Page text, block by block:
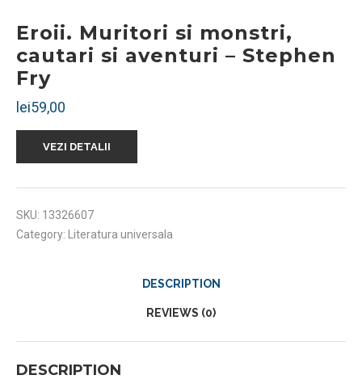
Eroii. Muritori si monstri,
cautari si aventuri – Stephen
Fry
lei59,00
VEZI DETALII
SKU: 13326607
Category:
Literatura universala
DESCRIPTION
REVIEWS (0)
DESCRIPTION